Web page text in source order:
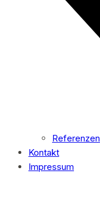
Referenzen
Kontakt
Impressum